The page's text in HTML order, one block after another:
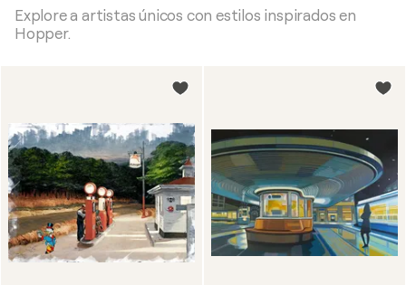
Explore a artistas únicos con estilos inspirados en
Hopper.